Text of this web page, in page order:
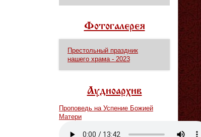
Фотогалерея
Престольный праздник
нашего храма - 2023
Аудиоархив
Проповедь на Успение Божией
Матери